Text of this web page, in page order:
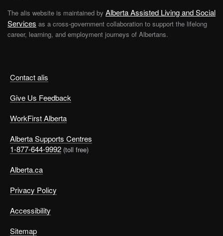
Contact alis
Give Us Feedback
WorkFirst Alberta
Alberta Supports Centres
1-877-644-9992 (toll free)
Alberta.ca
Privacy Policy
Accessibility
Sitemap
The alis website is maintained by Alberta Assisted Living and Social
Services as a cross-government collaboration to support the lifelong
career, learning, and employment journeys of Albertans.